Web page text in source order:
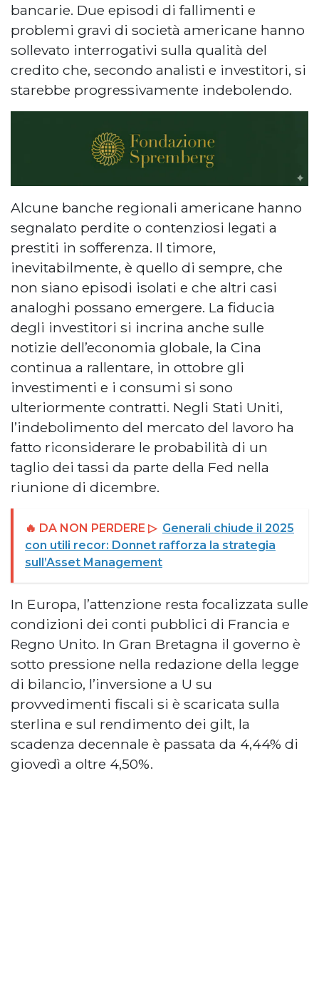
bancarie. Due episodi di fallimenti e
problemi gravi di società americane hanno
sollevato interrogativi sulla qualità del
credito che, secondo analisti e investitori, si
starebbe progressivamente indebolendo.
Alcune banche regionali americane hanno
segnalato perdite o contenziosi legati a
prestiti in sofferenza. Il timore,
inevitabilmente, è quello di sempre, che
non siano episodi isolati e che altri casi
analoghi possano emergere. La fiducia
degli investitori si incrina anche sulle
notizie dell’economia globale, la Cina
continua a rallentare, in ottobre gli
investimenti e i consumi si sono
ulteriormente contratti. Negli Stati Uniti,
l’indebolimento del mercato del lavoro ha
fatto riconsiderare le probabilità di un
taglio dei tassi da parte della Fed nella
riunione di dicembre.
🔥 DA NON PERDERE ▷ Generali chiude il 2025
con utili recor: Donnet rafforza la strategia
sull’Asset Management
In Europa, l’attenzione resta focalizzata sulle
condizioni dei conti pubblici di Francia e
Regno Unito. In Gran Bretagna il governo è
sotto pressione nella redazione della legge
di bilancio, l’inversione a U su
provvedimenti fiscali si è scaricata sulla
sterlina e sul rendimento dei gilt, la
scadenza decennale è passata da 4,44% di
giovedì a oltre 4,50%.